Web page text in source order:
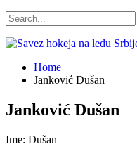
Home
Janković Dušan
Janković Dušan
Ime: Dušan